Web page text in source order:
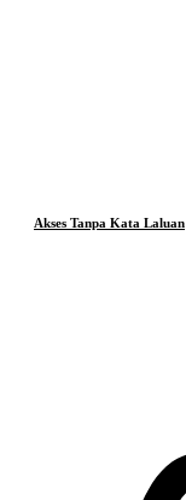
Akses Tanpa Kata Laluan